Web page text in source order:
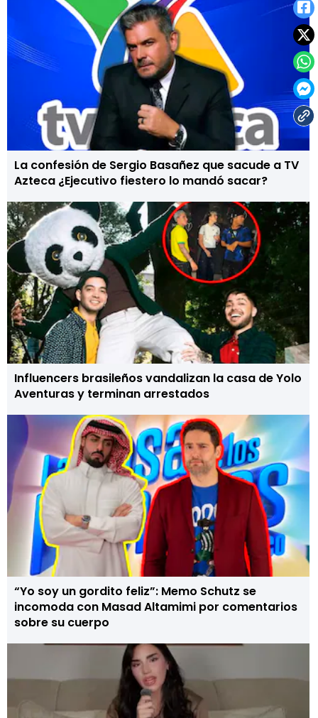
La confesión de Sergio Basañez que sacude a TV
Azteca ¿Ejecutivo fiestero lo mandó sacar?
Influencers brasileños vandalizan la casa de Yolo
Aventuras y terminan arrestados
“Yo soy un gordito feliz”: Memo Schutz se
incomoda con Masad Altamimi por comentarios
sobre su cuerpo